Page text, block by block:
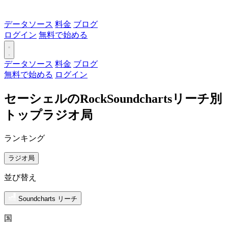
データソース 料金 ブログ
ログイン 無料で始める
データソース 料金 ブログ
無料で始める ログイン
セーシェルのRockSoundchartsリーチ別
トップラジオ局
ランキング
ラジオ局
並び替え
Soundcharts リーチ
国